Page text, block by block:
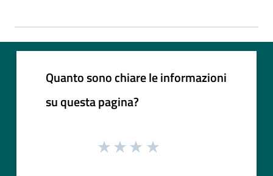
Quanto sono chiare le informazioni
su questa pagina?